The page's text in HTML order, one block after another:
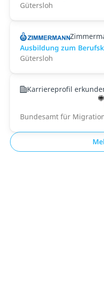
Gütersloh
Ausbildung zum
Gütersloh
Karriereprofil
Bundesamt für